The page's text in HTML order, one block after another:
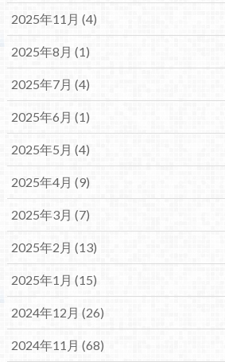
2025年11月 (4)
2025年8月 (1)
2025年7月 (4)
2025年6月 (1)
2025年5月 (4)
2025年4月 (9)
2025年3月 (7)
2025年2月 (13)
2025年1月 (15)
2024年12月 (26)
2024年11月 (68)